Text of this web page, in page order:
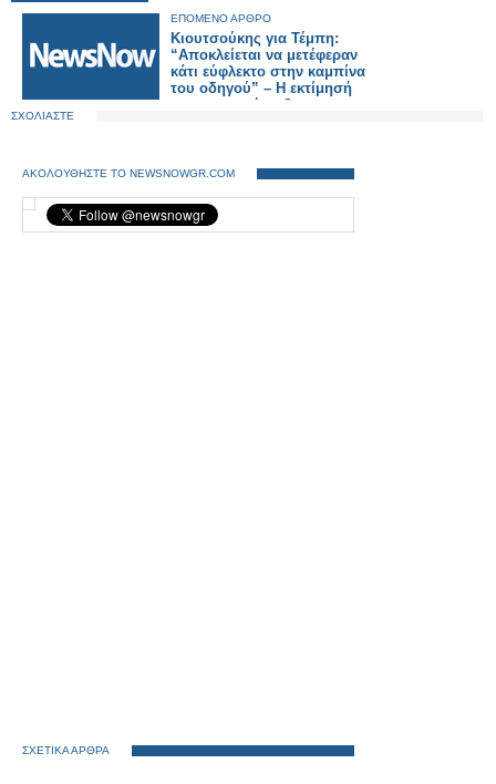
ΕΠΟΜΕΝΟ ΑΡΘΡΟ
Κιουτσούκης για Τέμπη:
“Αποκλείεται να μετέφεραν
κάτι εύφλεκτο στην καμπίνα
του οδηγού” – Η εκτίμησή
του για την έκρηξη
ΣΧΟΛΙΑΣΤΕ
ΑΚΟΛΟΥΘΗΣΤΕ ΤΟ NEWSNOWGR.COM
ΣΧΕΤΙΚΑ ΑΡΘΡΑ